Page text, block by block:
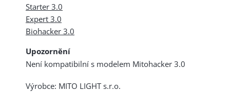
Starter 3.0
Expert 3.0
Biohacker 3.0
Upozornění
Není kompatibilní s modelem Mitohacker 3.0
Výrobce: MITO LIGHT s.r.o.